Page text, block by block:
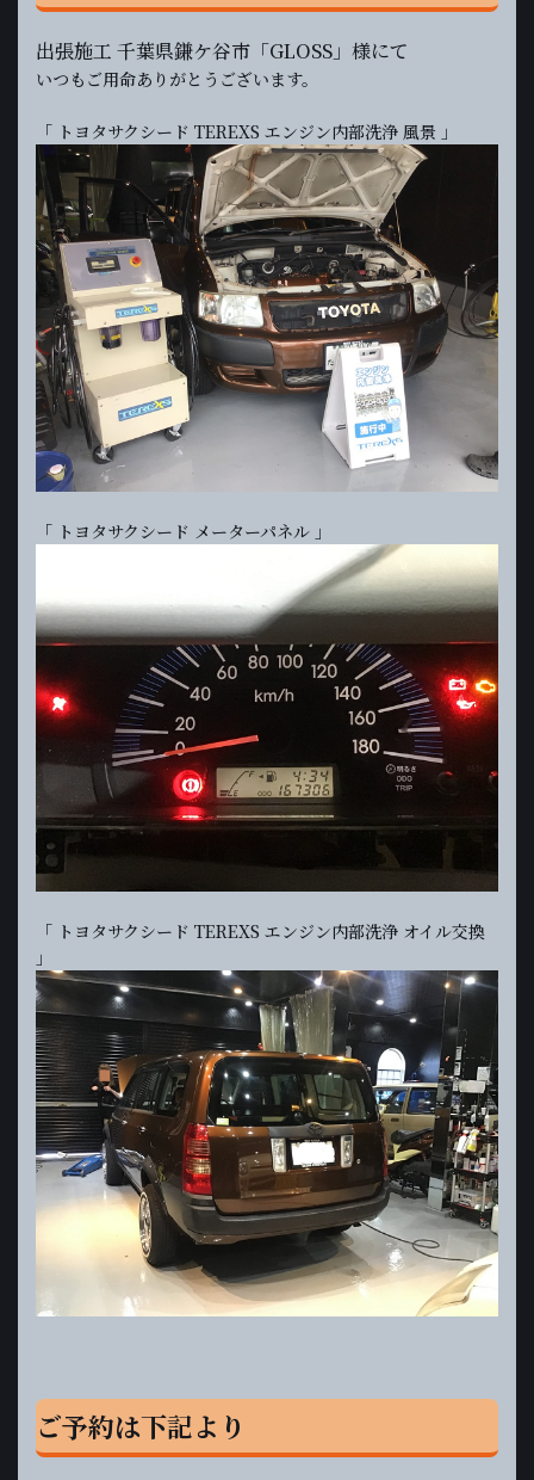
出張施工 千葉県鎌ケ谷市「GLOSS」様にて
いつもご用命ありがとうございます。
「 トヨタサクシード TEREXS エンジン内部洗浄 風景 」
「 トヨタサクシード メーターパネル 」
「 トヨタサクシード TEREXS エンジン内部洗浄 オイル交換
」
ご予約は下記より